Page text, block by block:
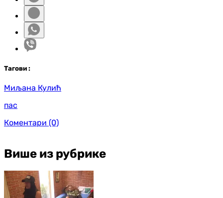
Тагови :
Миљана Кулић
пас
Коментари (0)
Више из рубрике